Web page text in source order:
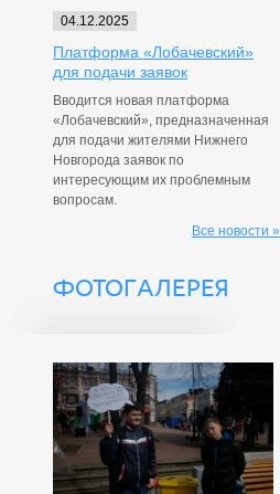
04.12.2025
Платформа «Лобачевский»
для подачи заявок
Вводится новая платформа
«Лобачевский», предназначенная
для подачи жителями Нижнего
Новгорода заявок по
интересующим их проблемным
вопросам.
Все новости »
ФОТОГАЛЕРЕЯ